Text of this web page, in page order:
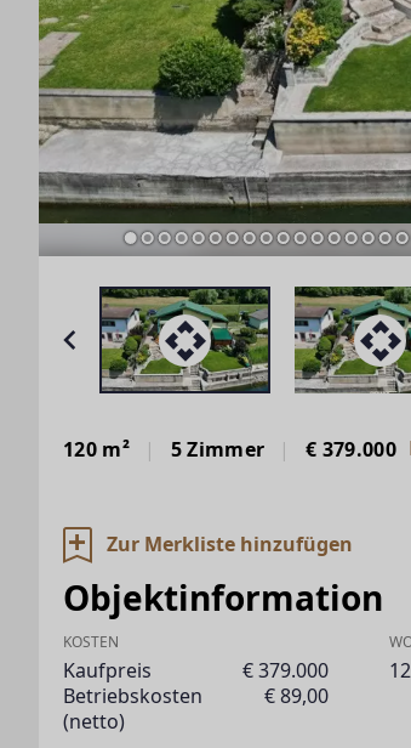
120 m² 5 Zimmer € 379.000
Zur Merkliste hinzufügen
Objektinformation
KOSTEN
Kaufpreis
€ 379.000
Betriebskosten
(netto)
€ 89,00